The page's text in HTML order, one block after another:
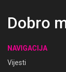
Dobro
NAVIGACIJA
Vijesti